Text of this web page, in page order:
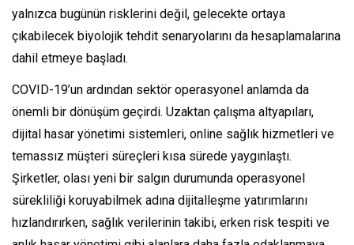
yalnızca bugünün risklerini değil, gelecekte ortaya
çıkabilecek biyolojik tehdit senaryolarını da hesaplamalarına
dahil etmeye başladı.
COVID-19’un ardından sektör operasyonel anlamda da
önemli bir dönüşüm geçirdi. Uzaktan çalışma altyapıları,
dijital hasar yönetimi sistemleri, online sağlık hizmetleri ve
temassız müşteri süreçleri kısa sürede yaygınlaştı.
Şirketler, olası yeni bir salgın durumunda operasyonel
sürekliliği koruyabilmek adına dijitalleşme yatırımlarını
hızlandırırken, sağlık verilerinin takibi, erken risk tespiti ve